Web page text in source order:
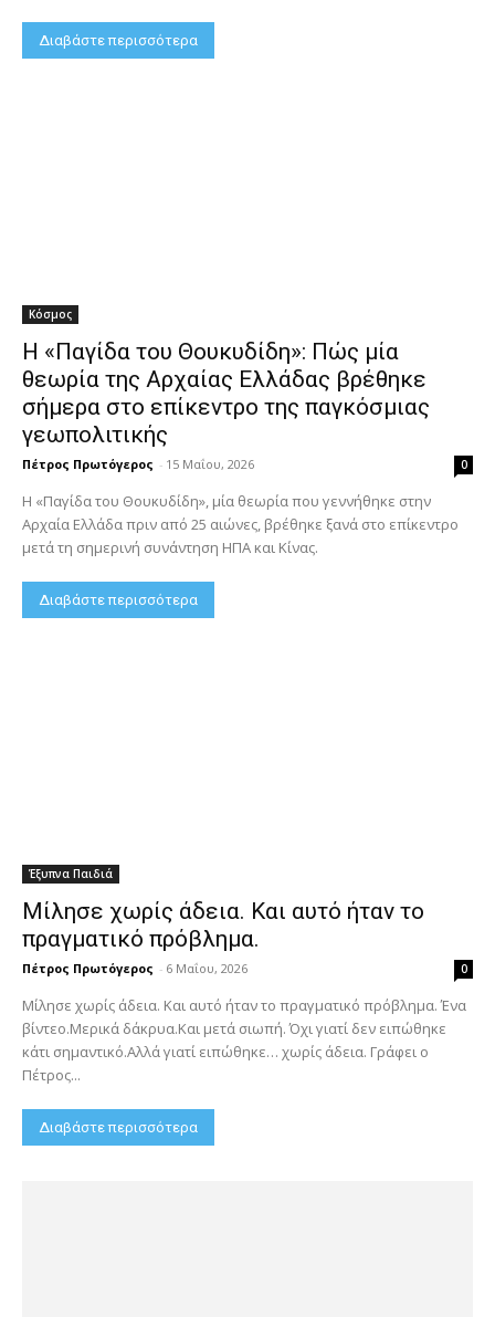
Διαβάστε περισσότερα
Κόσμος
Η «Παγίδα του Θουκυδίδη»: Πώς μία
θεωρία της Αρχαίας Ελλάδας βρέθηκε
σήμερα στο επίκεντρο της παγκόσμιας
γεωπολιτικής
Πέτρος Πρωτόγερος - 15 Μαΐου, 2026 0
Η «Παγίδα του Θουκυδίδη», μία θεωρία που γεννήθηκε στην
Αρχαία Ελλάδα πριν από 25 αιώνες, βρέθηκε ξανά στο επίκεντρο
μετά τη σημερινή συνάντηση ΗΠΑ και Κίνας.
Διαβάστε περισσότερα
Έξυπνα Παιδιά
Μίλησε χωρίς άδεια. Και αυτό ήταν το
πραγματικό πρόβλημα.
Πέτρος Πρωτόγερος - 6 Μαΐου, 2026 0
Μίλησε χωρίς άδεια. Και αυτό ήταν το πραγματικό πρόβλημα. Ένα
βίντεο.Μερικά δάκρυα.Και μετά σιωπή. Όχι γιατί δεν ειπώθηκε
κάτι σημαντικό.Αλλά γιατί ειπώθηκε… χωρίς άδεια. Γράφει ο
Πέτρος...
Διαβάστε περισσότερα